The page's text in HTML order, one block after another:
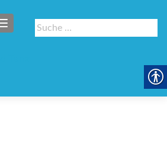
Suche
nach:
SCHALTE NAVIGATION